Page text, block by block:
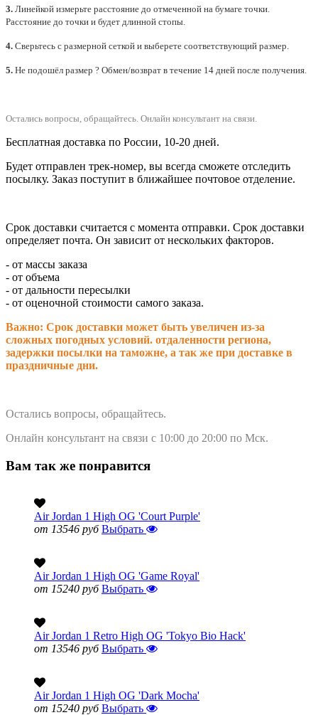
3. Линейкой измерьте расстояние до отмеченной на бумаге точки.
Расстояние до точки и будет длинной стопы.
4. Сверьтесь с размерной сеткой и выберете соответствующий размер.
5. Не подошёл размер ? Обмен/возврат в течение 14 дней после получения.
Остались вопросы, обращайтесь. Онлайн консультант на связи.
Бесплатная доставка по России, 10-20 дней.
Будет отправлен трек-номер, вы всегда сможете отследить
посылку. Заказ поступит в ближайшее почтовое отделение.
Срок доставки считается с момента отправки. Срок доставки
определяет почта. Он зависит от нескольких факторов.
- от массы заказа
- от объема
- от дальности пересылки
- от оценочной стоимости самого заказа.
Важно: Срок доставки может быть увеличен из-за
сложных погодных условий. отдаленности региона,
задержки посылки на таможне, а так же при доставке в
праздничные дни.
Остались вопросы, обращайтесь.
Онлайн консультант на связи с 10:00 до 20:00 по Мск.
Вам так же понравится
Air Jordan 1 High OG 'Court Purple'
от 13546 руб Выбрать
Air Jordan 1 High OG 'Game Royal'
от 15240 руб Выбрать
Air Jordan 1 Retro High OG 'Tokyo Bio Hack'
от 13546 руб Выбрать
Air Jordan 1 High OG 'Dark Mocha'
от 15240 руб Выбрать